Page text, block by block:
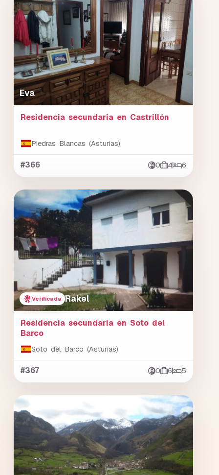
Eva
Residencia secundaria en Castrillón
Piedras Blancas (Asturias)
#366 0 4 6
Verificada Rakel
Residencia secundaria en Soto del
Barco
Soto del Barco (Asturias)
#367 0 6 5